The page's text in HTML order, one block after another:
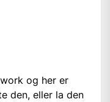
og her er
den, eller la den